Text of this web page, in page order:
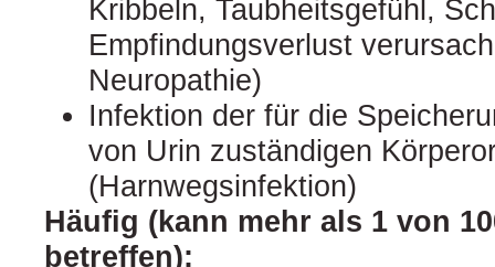
Kribbeln, Taubheitsgefühl,
Empfindungsverlust
Neuropathie)
Infektion der für die
von Urin zuständigen
(Harnwegsinfektion)
Häufig (kann mehr als 1 von
betreffen):